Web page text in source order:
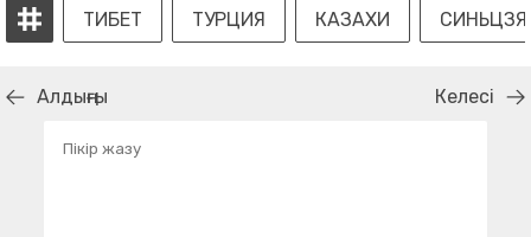
ТИБЕТ ТУРЦИЯ КАЗАХИ
Алдыңғы Келесі